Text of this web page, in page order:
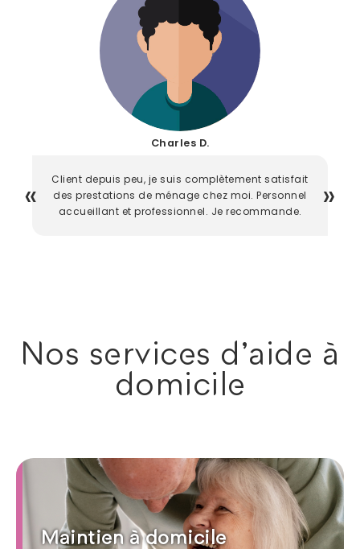
Charles D.
Client depuis peu, je suis complètement satisfait
des prestations de ménage chez moi. Personnel
accueillant et professionnel. Je recommande.
Nos services d'aide à
domicile
Maintien à domicile